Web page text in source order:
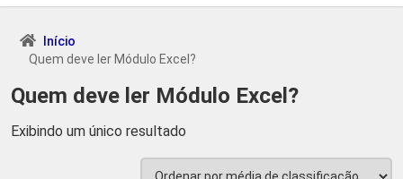
produtos
...
Início
Quem deve ler Módulo Excel?
Quem deve ler Módulo Excel?
Exibindo um único resultado